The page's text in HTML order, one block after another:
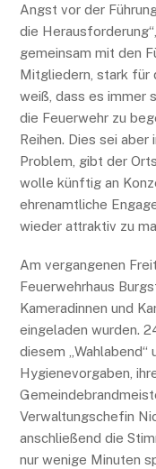
Angst vor der
die
gemeinsam mit den
Mitgliedern, stark für
weiß, dass es immer
die Feuerwehr zu
Reihen. Dies sei
Problem, gibt der
wolle künftig an
ehrenamtliche
wieder attraktiv zu
Am vergangenen
Feuerwehrhaus
Kameradinnen und
eingeladen wurden.
diesem
Hygienevorgaben,
Verwaltungschefin
anschließend die
nur wenige Minuten